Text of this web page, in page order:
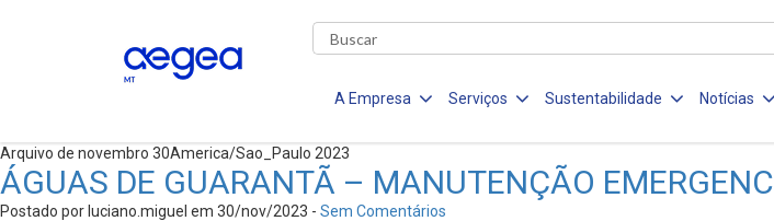
A Empresa Serviços Sustentabilidade Notícias
Arquivo de novembro 30America/Sao_Paulo 2023
ÁGUAS DE GUARANTÃ – MANUTENÇÃO
Postado por luciano.miguel em 30/nov/2023 - Sem Comentários